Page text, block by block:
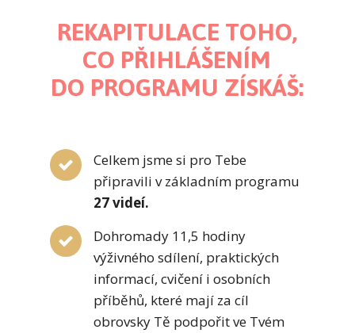
REKAPITULACE TOHO,
CO PŘIHLÁŠENÍM
DO PROGRAMU ZÍSKÁŠ:
Celkem jsme si pro Tebe
připravili v základním programu
27 videí.
Dohromady 11,5 hodiny
výživného sdílení, praktických
informací, cvičení i osobních
příběhů, které mají za cíl
obrovsky Tě podpořit ve Tvém